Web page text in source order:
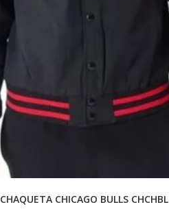
CHAQUETA CHICAGO BULLS CHCHBL